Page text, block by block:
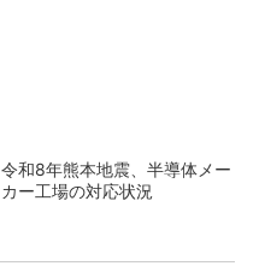
令和8年熊本地震、半導体メー
カー工場の対応状況